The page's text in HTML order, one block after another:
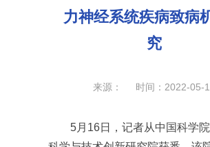
力神经系统疾病致病
究
来源： 时间：2022-05-
5月16日，记者从中国科学